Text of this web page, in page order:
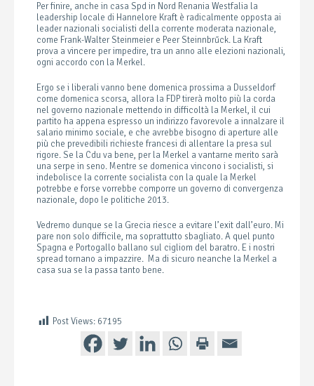
Per finire, anche in casa Spd in Nord Renania Westfalia la
leadership locale di Hannelore Kraft è radicalmente opposta ai
leader nazionali socialisti della corrente moderata nazionale,
come Frank-Walter Steinmeier e Peer Steinnbrűck. La Kraft
prova a vincere per impedire, tra un anno alle elezioni nazionali,
ogni accordo con la Merkel.
Ergo se i liberali vanno bene domenica prossima a Dusseldorf
come domenica scorsa, allora la FDP tirerà molto più la corda
nel governo nazionale mettendo in difficoltà la Merkel, il cui
partito ha appena espresso un indirizzo favorevole a innalzare il
salario minimo sociale, e che avrebbe bisogno di aperture alle
più che prevedibili richieste francesi di allentare la presa sul
rigore. Se la Cdu va bene, per la Merkel a vantarne merito sarà
una serpe in seno. Mentre se domenica vincono i socialisti, si
indebolisce la corrente socialista con la quale la Merkel
potrebbe e forse vorrebbe comporre un governo di convergenza
nazionale, dopo le politiche 2013.
Vedremo dunque se la Grecia riesce a evitare l’exit dall’euro. Mi
pare non solo difficile, ma soprattutto sbagliato. A quel punto
Spagna e Portogallo ballano sul cigliom del baratro. E i nostri
spread tornano a impazzire. Ma di sicuro neanche la Merkel a
casa sua se la passa tanto bene.
Post Views: 67195